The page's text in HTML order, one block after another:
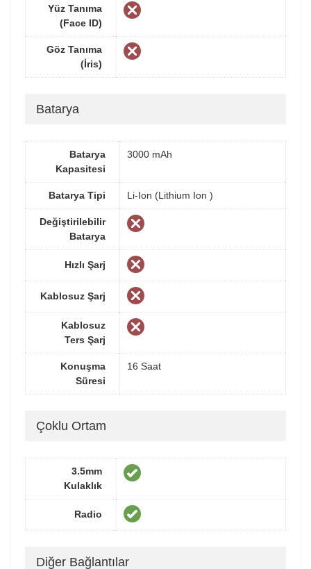
Yüz Tanıma
(Face ID)
Göz Tanıma
(İris)
Batarya
Batarya
Kapasitesi
3000 mAh
Batarya Tipi Li-Ion (Lithium Ion )
Değiştirilebilir
Batarya
Hızlı Şarj
Kablosuz Şarj
Kablosuz
Ters Şarj
Konuşma
Süresi
16 Saat
Çoklu Ortam
3.5mm
Kulaklık
Radio
Diğer Bağlantılar